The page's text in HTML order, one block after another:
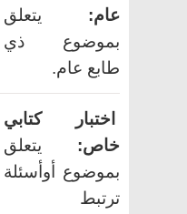
عام: يتعلق
بموضوع ذي
طابع عام.
اختبار كتابي
خاص: يتعلق
بموضوع أوأسئلة
ترتبط